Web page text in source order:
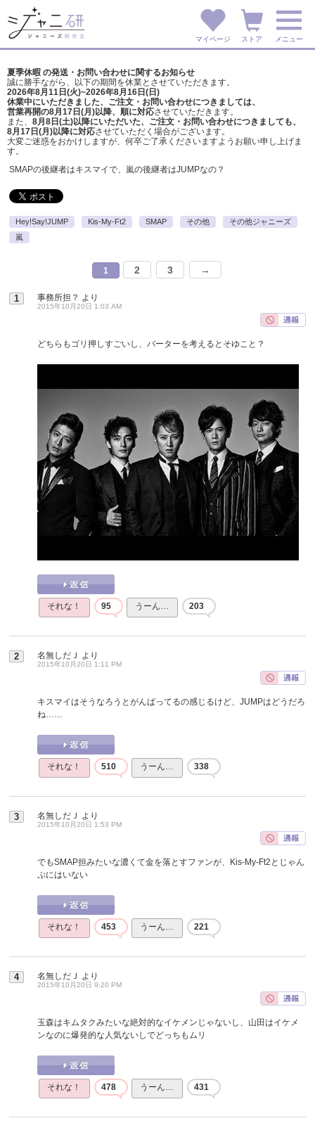
マイページ ストア メニュー
夏季休暇 の発送・お問い合わせに関するお知らせ
誠に勝手ながら、以下の期間を休業とさせていただきます。
2026年8月11日(火)~2026年8月16日(日)
休業中にいただきました、ご注文・お問い合わせにつきましては、
営業再開の8月17日(月)以降、順に対応させていただきます。
また、 8月8日(土)以降にいただいた、ご注文・ お問い合わせにつきましても、
8月17日(月)以降に対応させていただく場合がございます。
大変ご迷惑をおかけしますが、 何卒ご了承くださいますようお願い申し上げま
す。
SMAPの後継者はキスマイで、嵐の後継者はJUMPなの？
Hey!Say!JUMP Kis-My-Ft2 SMAP その他
その他ジャニーズ
嵐
1 2 3 →
1 事務所担？ より
2015年10月20日 1:03 AM
どちらもゴリ押しすごいし、バーターを考えるとそゆこと？
それな！ 95 うーん… 203
2 名無しだＪ より
2015年10月20日 1:11 PM
キスマイはそうなろうとがんばってるの感じるけど、JUMPはどうだろ
ね……
それな！ 510 うーん… 338
3 名無しだＪ より
2015年10月20日 1:53 PM
でもSMAP担みたいな濃くて金を落とすファンが、Kis-My-Ft2とじゃん
ぷにはいない
それな！ 453 うーん… 221
4 名無しだＪ より
2015年10月20日 9:20 PM
玉森はキムタクみたいな絶対的なイケメンじゃないし、山田はイケメ
ンなのに爆発的な人気ないしでどっちもムリ
それな！ 478 うーん… 431